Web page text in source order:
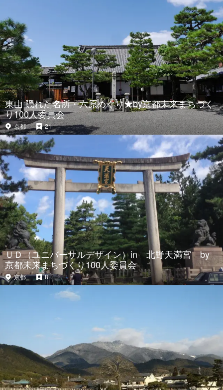
東山 隠れた名所・六原めぐり★by京都未来まちづく
り100人委員会
京都 21
ＵＤ（ユニバーサルデザイン）in 北野天満宮 by
京都未来まちづくり100人委員会
京都 8